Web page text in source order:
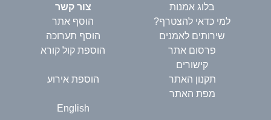
בלוג אמנות
למי כדאי להצטרף?
שירותים לאמנים
פרסום אתר
קישורים
תקנון האתר
מפת האתר
צור קשר
הוסף אתר
הוסף תערוכה
הוספת קול קורא
הוספת אירוע
English